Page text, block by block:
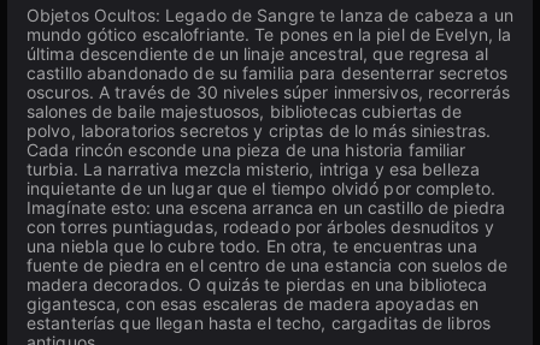
Objetos Ocultos: Legado de Sangre te lanza de cabeza a un
mundo gótico escalofriante. Te pones en la piel de Evelyn, la
última descendiente de un linaje ancestral, que regresa al
castillo abandonado de su familia para desenterrar secretos
oscuros. A través de 30 niveles súper inmersivos, recorrerás
salones de baile majestuosos, bibliotecas cubiertas de
polvo, laboratorios secretos y criptas de lo más siniestras.
Cada rincón esconde una pieza de una historia familiar
turbia. La narrativa mezcla misterio, intriga y esa belleza
inquietante de un lugar que el tiempo olvidó por completo.
Imagínate esto: una escena arranca en un castillo de piedra
con torres puntiagudas, rodeado por árboles desnuditos y
una niebla que lo cubre todo. En otra, te encuentras una
fuente de piedra en el centro de una estancia con suelos de
madera decorados. O quizás te pierdas en una biblioteca
gigantesca, con esas escaleras de madera apoyadas en
estanterías que llegan hasta el techo, cargaditas de libros